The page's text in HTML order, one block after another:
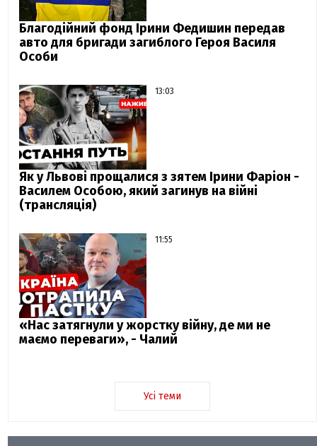
Благодійний фонд Ірини Федишин передав
авто для бригади загиблого Героя Василя
Особи
13:03
Як у Львові прощалися з зятем Ірини Фаріон -
Василем Особою, який загинув на війні
(трансляція)
11:55
«Нас затягнули у жорстку війну, де ми не
маємо переваги», - Чалий
Усі теми